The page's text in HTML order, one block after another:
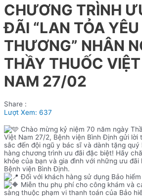
CHƯƠNG TRÌNH
ĐÃI “LAN TỎA YÊU
THƯƠNG” NHÂN
THẦY THUỐC VIỆT
NAM 27/02
Share :
Lượt Xem: 637
Chào mừng kỷ niệm 70 năm ngày
Việt Nam 27/2, Bệnh viện Bình Định gửi lời
sắc đến đội ngũ y bác sĩ và dành tặng quý
hàng chương trình ưu đãi đặc biệt! Hãy
khỏe của bạn và gia đình với những ưu đãi
Bệnh viện Bình Định.
Đối với khách hàng sử dụng Bảo
Miễn thu phụ phí cho công khám và
sàng thuộc phạm vi thanh toán của Bảo